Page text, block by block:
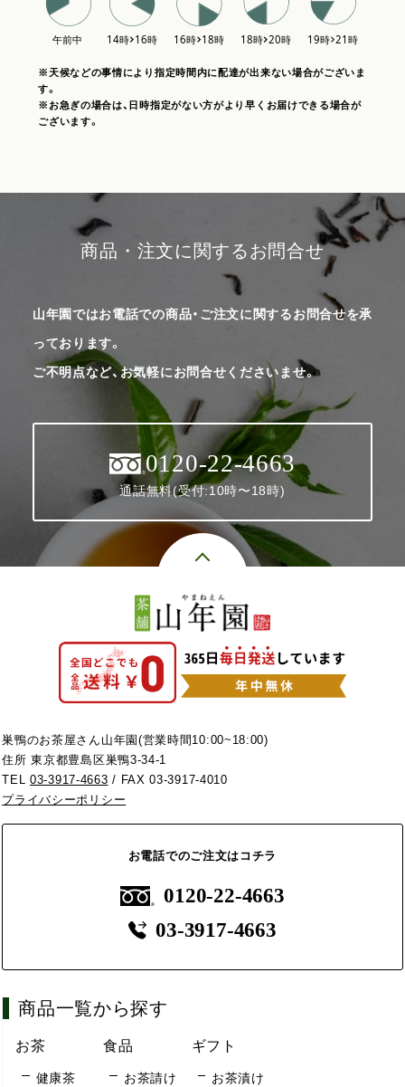
※天候などの事情により指定時間内に配達が出来ない場合がございま
す。
※お急ぎの場合は、日時指定がない方がより早くお届けできる場合が
ございます。
商品・注文に関するお問合せ
山年園ではお電話での商品・ご注文に関するお問合せを承
っております。
ご不明点など、お気軽にお問合せくださいませ。
0120-22-4663
通話無料(受付:10時〜18時)
巣鴨のお茶屋さん山年園(営業時間10:00~18:00)
住所 東京都豊島区巣鴨3-34-1
TEL03-3917-4663 / FAX 03-3917-4010
プライバシーポリシー
お電話でのご注文はコチラ
0120-22-4663
03-3917-4663
商品一覧から探す
お茶
健康茶
食品
お茶請け
ギフト
お茶漬け